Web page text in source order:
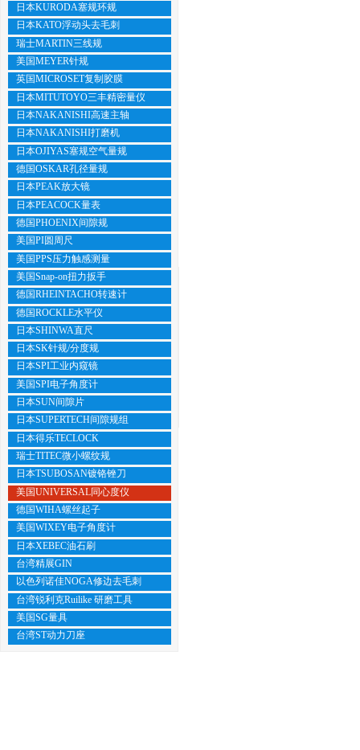
日本KURODA塞规环规
日本KATO浮动头去毛刺
瑞士MARTIN三线规
美国MEYER针规
英国MICROSET复制胶膜
日本MITUTOYO三丰精密量仪
日本NAKANISHI高速主轴
日本NAKANISHI打磨机
日本OJIYAS塞规空气量规
德国OSKAR孔径量规
日本PEAK放大镜
日本PEACOCK量表
德国PHOENIX间隙规
美国PI圆周尺
美国PPS压力触感测量
美国Snap-on扭力扳手
德国RHEINTACHO转速计
德国ROCKLE水平仪
日本SHINWA直尺
日本SK针规/分度规
日本SPI工业内窥镜
美国SPI电子角度计
日本SUN间隙片
日本SUPERTECH间隙规组
日本得乐TECLOCK
瑞士TITEC微小螺纹规
日本TSUBOSAN镀铬锉刀
美国UNIVERSAL同心度仪
德国WIHA螺丝起子
美国WIXEY电子角度计
日本XEBEC油石刷
台湾精展GIN
以色列诺佳NOGA修边去毛刺
台湾锐利克Ruilike 研磨工具
美国SG量具
台湾ST动力刀座